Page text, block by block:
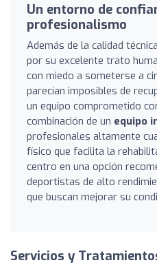
Un entorno de
profesionalismo
Además de la calidad
por su excelente trato
con miedo a someterse a
parecían imposibles de
un equipo comprometido
combinación de un equipo
profesionales altamente
físico que facilita la
centro en una opción
deportistas de alto
que buscan mejorar su
Servicios y